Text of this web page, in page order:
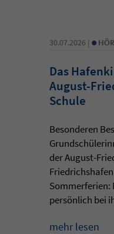
30.07.2026 | •
Das
August-
Schule
Besonderen
der August-
Sommerferien:
persönlich bei
mehr lesen